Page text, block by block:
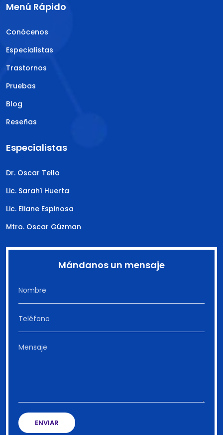
Menú Rápido
Conócenos
Especialistas
Trastornos
Pruebas
Blog
Reseñas
Especialistas
Dr. Oscar Tello
Lic. Sarahí Huerta
Lic. Eliane Espinosa
Mtro. Oscar Gúzman
Mándanos un mensaje
ENVIAR